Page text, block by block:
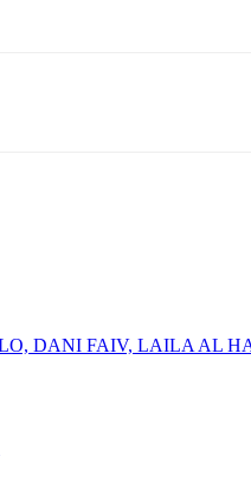
DANI FAIV, LAILA AL